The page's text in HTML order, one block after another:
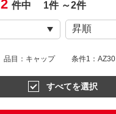
2件中 1件 ～2件
品目：キャップ 条件1：AZ30
すべてを選択